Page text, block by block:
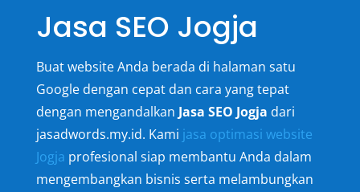
Jasa SEO Jogja
Buat website Anda berada di halaman satu
Google dengan cepat dan cara yang tepat
dengan mengandalkan Jasa SEO Jogja dari
jasadwords.my.id. Kami jasa optimasi website
Jogja profesional siap membantu Anda dalam
mengembangkan bisnis serta melambungkan